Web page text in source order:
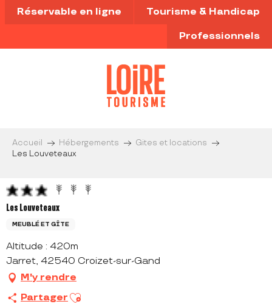
Aller
au
principal
Réservable en ligne Tourisme & Handicap
Professionnels
Accueil Hébergements
Gites et locations
Les Louveteaux
Les Louveteaux
MEUBLÉ ET GÎTE
Altitude : 420m
Jarret, 42540 Croizet-sur-Gand
M'y rendre
Partager Ajouter aux favoris